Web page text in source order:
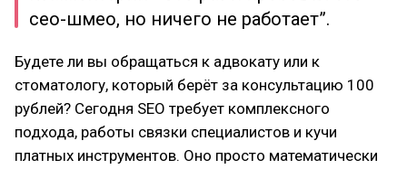
сео-шмео, но ничего не работает”.
Будете ли вы обращаться к адвокату или к
стоматологу, который берёт за консультацию 100
рублей? Сегодня SEO требует комплексного
подхода, работы связки специалистов и кучи
платных инструментов. Оно просто математически